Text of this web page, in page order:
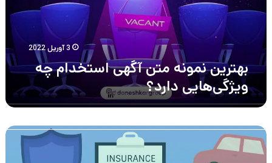
ویژگی‌هایی
دارد؟
3 آوریل 2022
بهترین نمونه متن آگهی استخدام چه
ویژگی‌هایی دارد؟
نظام
جبران
خدمت